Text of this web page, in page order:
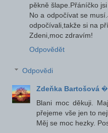
pěkně šlape.Přáníčko
No a odpočívat se
odpočívali,takže si na
Zdeni,moc zdravím!
Odpovědět
Odpovědi
Zdeňka Bartošová
Blani moc děkuji.
přejeme vše jen to
Měj se moc hezky.